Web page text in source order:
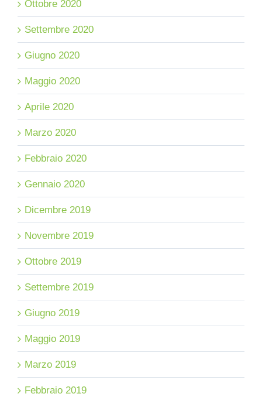
Ottobre 2020
Settembre 2020
Giugno 2020
Maggio 2020
Aprile 2020
Marzo 2020
Febbraio 2020
Gennaio 2020
Dicembre 2019
Novembre 2019
Ottobre 2019
Settembre 2019
Giugno 2019
Maggio 2019
Marzo 2019
Febbraio 2019